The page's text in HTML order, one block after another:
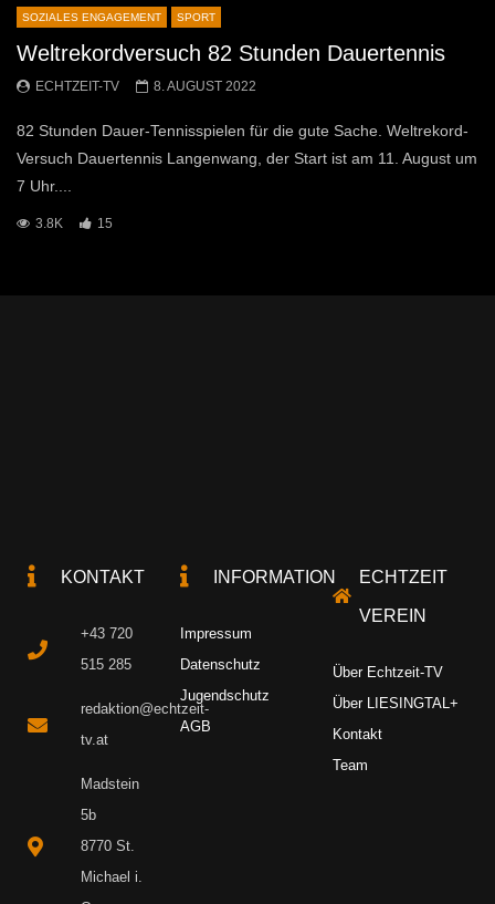
SOZIALES ENGAGEMENT SPORT
Weltrekordversuch 82 Stunden Dauertennis
ECHTZEIT-TV 8. AUGUST 2022
82 Stunden Dauer-Tennisspielen für die gute Sache. Weltrekord-
Versuch Dauertennis Langenwang, der Start ist am 11. August um
7 Uhr....
3.8K 15
KONTAKT
+43 720
515 285
redaktion@echtzeit-
tv.at
Madstein
5b
8770 St.
Michael i.
INFORMATION
Impressum
Datenschutz
Jugendschutz
AGB
ECHTZEIT
VEREIN
Über Echtzeit-TV
Über LIESINGTAL+
Kontakt
Team